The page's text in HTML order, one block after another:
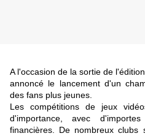
A l'occasion de la sortie de
annoncé le lancement d'un
des fans plus jeunes.
Les compétitions de jeux
d'importance, avec
financières. De nombreux clubs